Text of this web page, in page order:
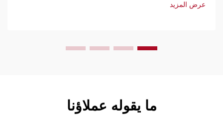
عرض المزيد
ما يقوله عملاؤنا